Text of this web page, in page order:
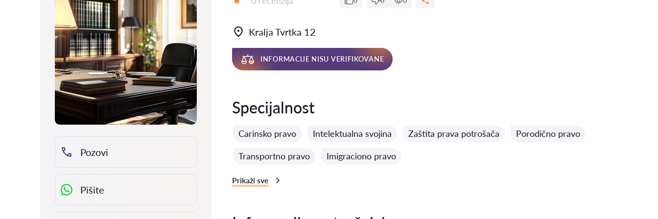
Pozovi
Pišite
Kralja Tvrtka 12
INFORMACIJE NISU VERIFIKOVANE
Specijalnost
Carinsko pravo Intelektualna svojina Zaštita prava potrošača Porodično pravo
Transportno pravo Imigraciono pravo
Prikaži sve